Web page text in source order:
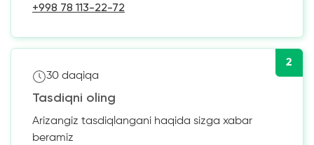
+998 78 113-22-72
2
30 daqiqa
Tasdiqni oling
Arizangiz tasdiqlangani haqida sizga xabar
beramiz